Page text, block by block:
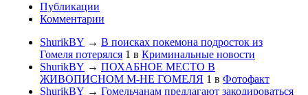
Публикации
Комментарии
ShurikBY → В поисках покемона подросток из
Гомеля потерялся 1 в Криминальные новости
ShurikBY → ПОХАБНОЕ МЕСТО В
ЖИВОПИСНОМ М-НЕ ГОМЕЛЯ 1 в Фотофакт
ShurikBY → Гомельчанам предлагают закодироваться